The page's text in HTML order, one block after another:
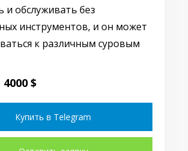
и обслуживать без
инструментов, и он может
к различным суровым
$
Купить в Telegram